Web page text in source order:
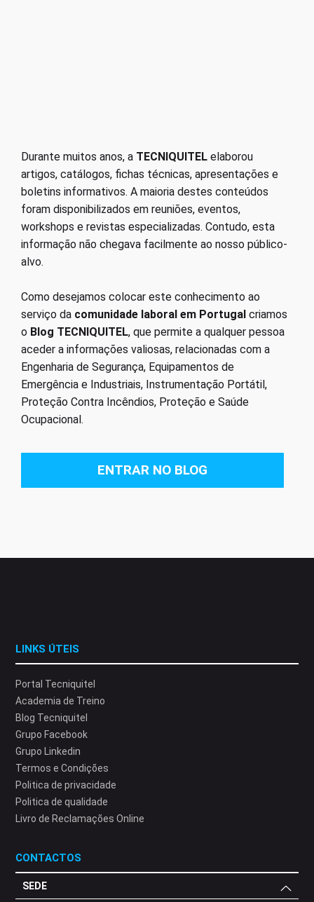
Durante muitos anos, a TECNIQUITEL elaborou
artigos, catálogos, fichas técnicas, apresentações e
boletins informativos. A maioria destes conteúdos
foram disponibilizados em reuniões, eventos,
workshops e revistas especializadas. Contudo, esta
informação não chegava facilmente ao nosso público-
alvo.
Como desejamos colocar este conhecimento ao
serviço da comunidade laboral em Portugal criamos
o Blog TECNIQUITEL, que permite a qualquer pessoa
aceder a informações valiosas, relacionadas com a
Engenharia de Segurança, Equipamentos de
Emergência e Industriais, Instrumentação Portátil,
Proteção Contra Incêndios, Proteção e Saúde
Ocupacional.
ENTRAR NO BLOG
LINKS ÚTEIS
Portal Tecniquitel
Academia de Treino
Blog Tecniquitel
Grupo Facebook
Grupo Linkedin
Termos e Condições
Politica de privacidade
Politica de qualidade
Livro de Reclamações Online
CONTACTOS
SEDE